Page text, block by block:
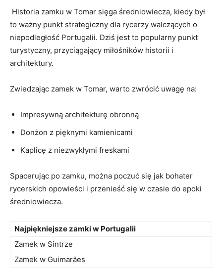
⁤ Historia zamku w‍ Tomar sięga średniowiecza, kiedy był‌
to ważny punkt strategiczny dla ⁢rycerzy ​walczących ‍o
niepodległość Portugalii. Dziś jest ⁤to popularny punkt
turystyczny, przyciągający miłośników historii i‌
architektury.
Zwiedzając‍ zamek w Tomar, warto ‍zwrócić uwagę na:
Impresywną ‌architekturę obronną
Donżon z pięknymi kamienicami
Kaplicę z‍ niezwykłymi freskami
Spacerując po zamku, można poczuć się ​jak bohater​
rycerskich opowieści⁢ i przenieść ‍się w ‌czasie do ⁣epoki
średniowiecza.
Najpiękniejsze ​zamki w Portugalii
Zamek w ⁣Sintrze
Zamek⁣ w ‌Guimarães